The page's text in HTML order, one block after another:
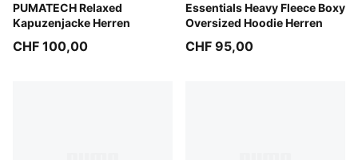
PUMATECH Relaxed
Kapuzenjacke Herren
Chai Latte
CHF 100,00
Essentials Heavy Fleece Boxy
Oversized Hoodie Herren
Mouse Gray
CHF 95,00